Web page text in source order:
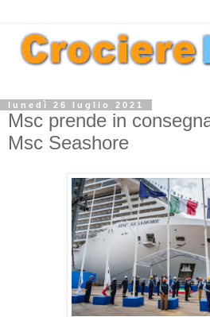
lunedì 26 luglio 2021
Msc prende in
Msc Seashore